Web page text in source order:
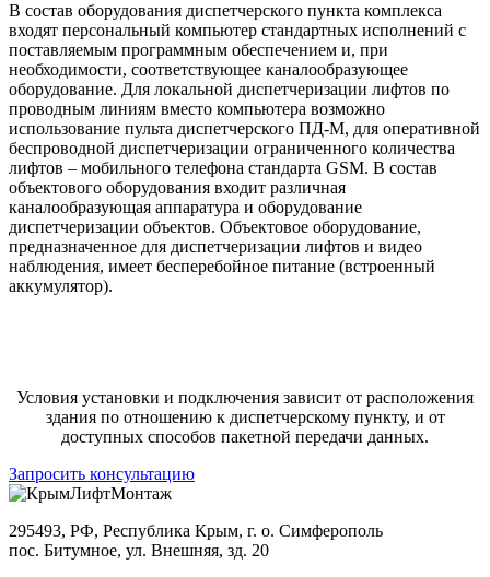
В состав оборудования диспетчерского пункта комплекса
входят персональный компьютер стандартных исполнений с
поставляемым программным обеспечением и, при
необходимости, соответствующее каналообразующее
оборудование. Для локальной диспетчеризации лифтов по
проводным линиям вместо компьютера возможно
использование пульта диспетчерского ПД-М, для оперативной
беспроводной диспетчеризации ограниченного количества
лифтов – мобильного телефона стандарта GSM. В состав
объектового оборудования входит различная
каналообразующая аппаратура и оборудование
диспетчеризации объектов. Объектовое оборудование,
предназначенное для диспетчеризации лифтов и видео
наблюдения, имеет бесперебойное питание (встроенный
аккумулятор).
Условия установки и подключения зависит от расположения
здания по отношению к диспетчерскому пункту, и от
доступных способов пакетной передачи данных.
Запросить консультацию
295493, РФ, Республика Крым, г. о. Симферополь
пос. Битумное, ул. Внешняя, зд. 20